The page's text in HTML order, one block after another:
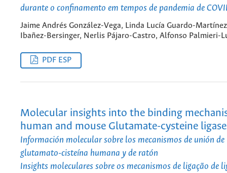
durante o confinamento em tempos de pandemia de
Jaime Andrés González-Vega, Linda Lucía Guardo-
Ibañez-Bersinger, Nerlis Pájaro-Castro, Alfonso Palmieri-
PDF ESP
Molecular insights into the binding
human and mouse Glutamate-cysteine
Información molecular sobre los mecanismos de unión de
glutamato-cisteína humana y de ratón
Insights moleculares sobre os mecanismos de ligação de